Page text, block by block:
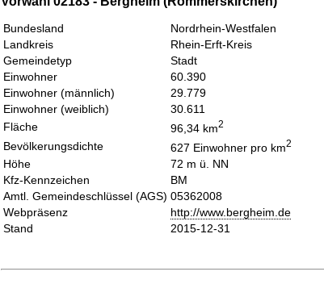
Bundesland
Nordrhein-Westfalen
Landkreis
Rhein-Erft-Kreis
Gemeindetyp
Stadt
Einwohner
60.390
Einwohner (männlich)
29.779
Einwohner (weiblich)
30.611
Fläche
96,34 km2
Bevölkerungsdichte 627 Einwohner pro km2
Höhe
72 m ü. NN
Kfz-Kennzeichen
BM
Amtl. Gemeindeschlüssel (AGS) 05362008
Webpräsenz
http://www.bergheim.de
Stand
2015-12-31